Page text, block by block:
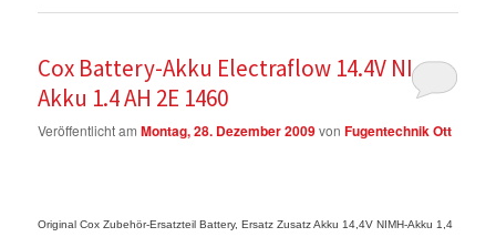
Cox Battery-Akku Electraflow 14.4V NIMH-
Akku 1.4 AH 2E 1460
Veröffentlicht amMontag, 28. Dezember 2009vonFugentechnik Ott
Original Cox Zubehör-Ersatzteil Battery, Ersatz Zusatz Akku 14,4V NIMH-Akku 1,4